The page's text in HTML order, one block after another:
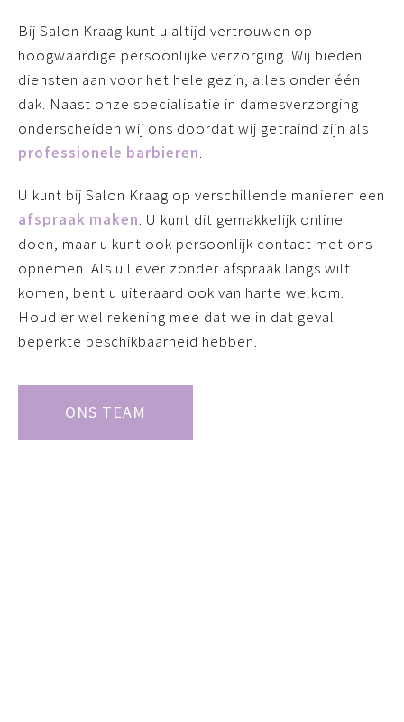
Bij Salon Kraag kunt u altijd vertrouwen op
hoogwaardige persoonlijke verzorging. Wij bieden
diensten aan voor het hele gezin, alles onder één
dak. Naast onze specialisatie in damesverzorging
onderscheiden wij ons doordat wij getraind zijn als
professionele barbieren.
U kunt bij Salon Kraag op verschillende manieren een
afspraak maken. U kunt dit gemakkelijk online
doen, maar u kunt ook persoonlijk contact met ons
opnemen. Als u liever zonder afspraak langs wilt
komen, bent u uiteraard ook van harte welkom.
Houd er wel rekening mee dat we in dat geval
beperkte beschikbaarheid hebben.
ONS TEAM